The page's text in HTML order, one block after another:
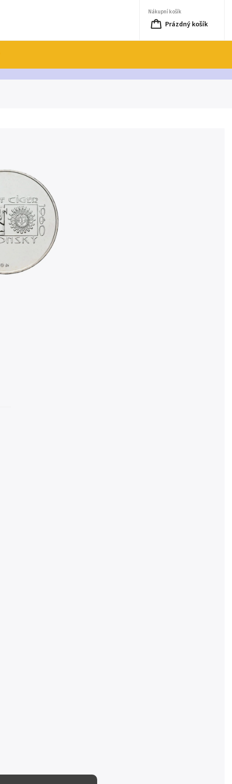
Nákupní košík
Prázdný košík